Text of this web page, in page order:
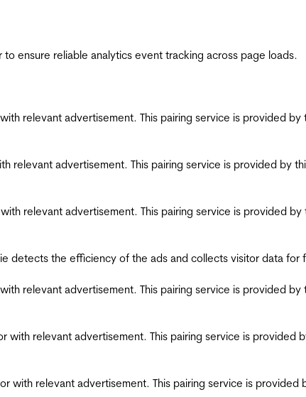
ensure reliable analytics event tracking across page loads.
relevant advertisement. This pairing service is provided
advertisement. This pairing service is provided by
relevant advertisement. This pairing service is provided
detects the efficiency of the ads and collects visitor data for
relevant advertisement. This pairing service is provided
relevant advertisement. This pairing service is provided
with relevant advertisement. This pairing service is